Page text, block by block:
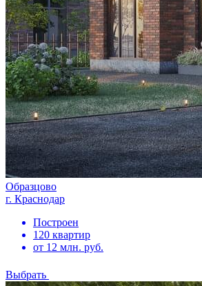
Образцово
г. Краснодар
Построен
120 квартир
от 12 млн. руб.
Выбрать